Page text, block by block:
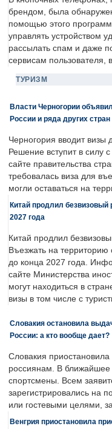
брендом, была
помощью этого
управлять устройством
рассылать спам и даже
сервисам пользователя,
ТУРИЗМ
Власти Черногории
России и ряда других
Черногория вводит визы
Решение вступит в силу
сайте правительства
требовалась виза для
могли оставаться на
Китай продлил
2027 года
Китай продлил
Въезжать на территорию
до конца 2027 года.
сайте Министерства
могут находиться в
визы в том числе с
Словакия остановила
России: а кто вообще дает?
Словакия
россиянам. В ближайшее
спортсмены. Всем
зарегистрировались на
или гостевыми целями,
Венгрия приостановила